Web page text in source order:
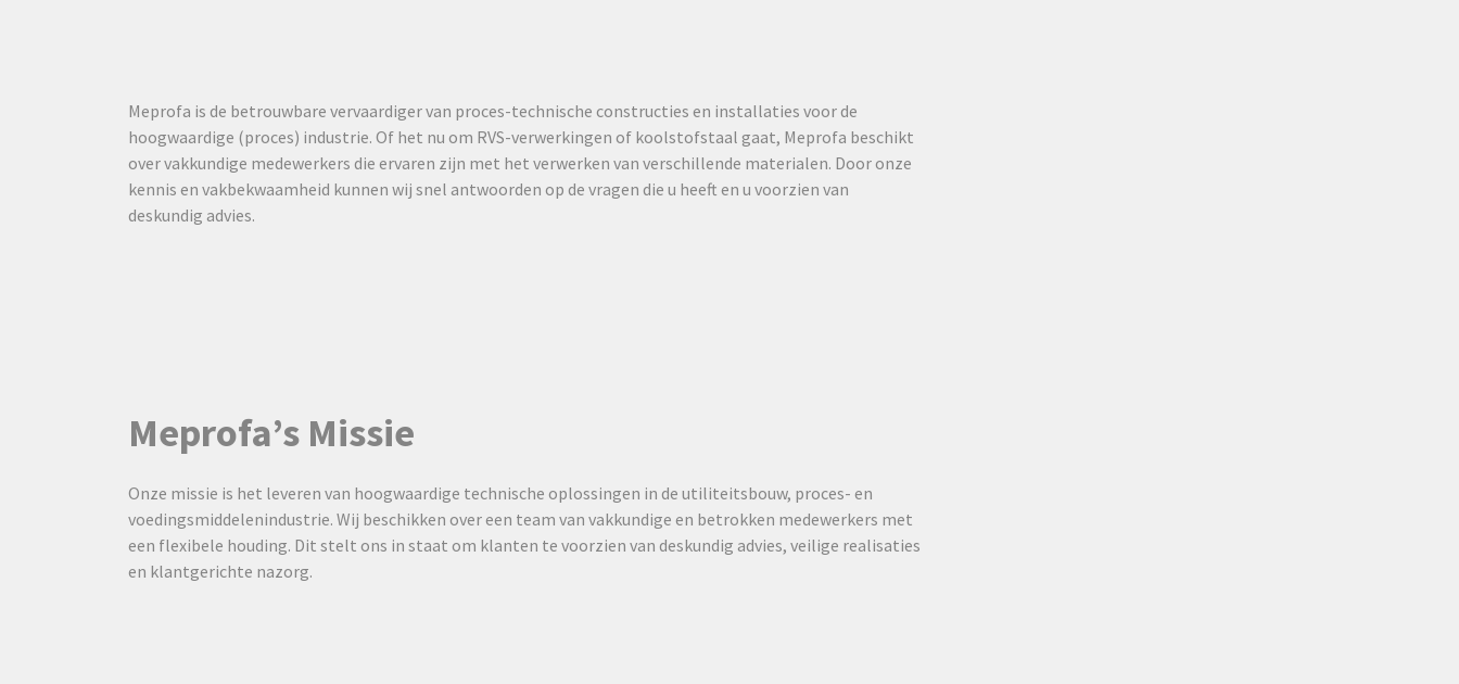
Meprofa is de betrouwbare vervaardiger van proces-technische constructies en installaties voor de
hoogwaardige (proces) industrie. Of het nu om RVS-verwerkingen of koolstofstaal gaat, Meprofa beschikt
over vakkundige medewerkers die ervaren zijn met het verwerken van verschillende materialen. Door onze
kennis en vakbekwaamheid kunnen wij snel antwoorden op de vragen die u heeft en u voorzien van
deskundig advies.
Meprofa’s Missie
Onze missie is het leveren van hoogwaardige technische oplossingen in de utiliteitsbouw, proces- en
voedingsmiddelenindustrie. Wij beschikken over een team van vakkundige en betrokken medewerkers met
een flexibele houding. Dit stelt ons in staat om klanten te voorzien van deskundig advies, veilige realisaties
en klantgerichte nazorg.